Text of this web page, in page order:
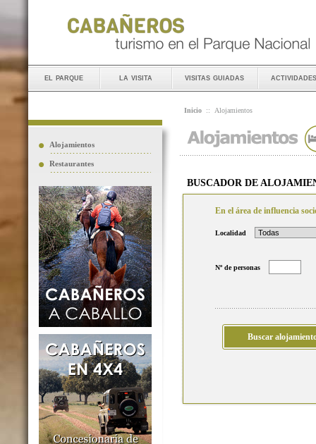
el parque la visita visitas guiadas actividades
Alojamientos
Restaurantes
Inicio :: Alojamientos
BUSCADOR DE
En el área de influencia
Localidad
Nº de personas